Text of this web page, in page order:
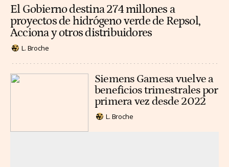
El Gobierno destina 274 millones a
proyectos de hidrógeno verde de Repsol,
Acciona y otros distribuidores
L. Broche
Siemens Gamesa vuelve a
beneficios trimestrales por
primera vez desde 2022
L. Broche